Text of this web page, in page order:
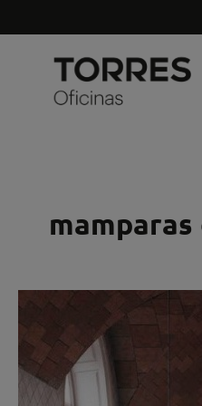
al
contenido
generar